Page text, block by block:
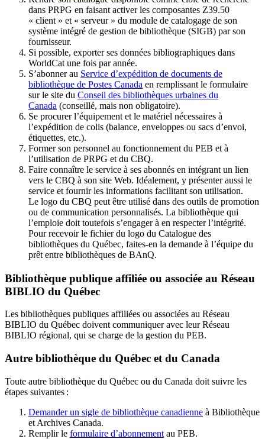
dans PRPG en faisant activer les composantes Z39.50
« client » et « serveur » du module de catalogage de son
système intégré de gestion de bibliothèque (SIGB) par son
fournisseur.
Si possible, exporter ses données bibliographiques dans
WorldCat une fois par année.
S’abonner au Service d’expédition de documents de
bibliothèque de Postes Canada en remplissant le formulaire
sur le site du Conseil des bibliothèques urbaines du
Canada (conseillé, mais non obligatoire).
Se procurer l’équipement et le matériel nécessaires à
l’expédition de colis (balance, enveloppes ou sacs d’envoi,
étiquettes, etc.).
Former son personnel au fonctionnement du PEB et à
l’utilisation de PRPG et du CBQ.
Faire connaître le service à ses abonnés en intégrant un lien
vers le CBQ à son site Web. Idéalement, y présenter aussi le
service et fournir les informations facilitant son utilisation.
Le logo du CBQ peut être utilisé dans des outils de promotion
ou de communication personnalisés. La bibliothèque qui
l’emploie doit toutefois s’engager à en respecter l’intégrité.
Pour recevoir le fichier du logo du Catalogue des
bibliothèques du Québec, faites-en la demande à l’équipe du
prêt entre bibliothèques de BAnQ.
Bibliothèque publique affiliée ou associée au Réseau
BIBLIO du Québec
Les bibliothèques publiques affiliées ou associées au Réseau
BIBLIO du Québec doivent communiquer avec leur Réseau
BIBLIO régional, qui se charge de la gestion du PEB.
Autre bibliothèque du Québec et du Canada
Toute autre bibliothèque du Québec ou du Canada doit suivre les
étapes suivantes :
Demander un sigle de bibliothèque canadienne à Bibliothèque
et Archives Canada.
Remplir le formulaire d’abonnement au PEB.